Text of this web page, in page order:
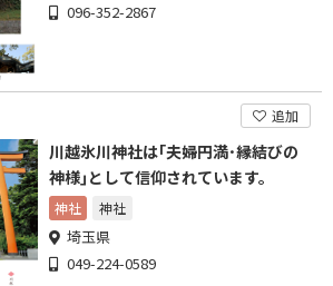
096-352-2867
追加
川越氷川神社は｢夫婦円満･縁結びの
神様｣として信仰されています。
神社 神社
埼玉県
049-224-0589